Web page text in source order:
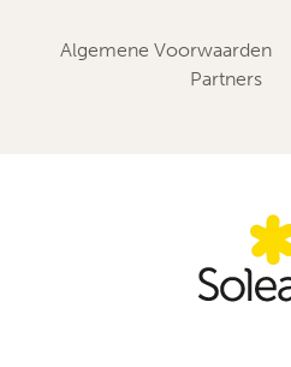
Algemene Voorwaarden
Partners